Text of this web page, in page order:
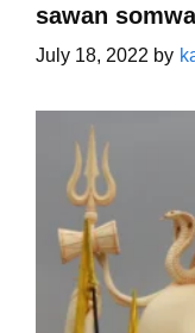
sawan
July 18, 2022 by